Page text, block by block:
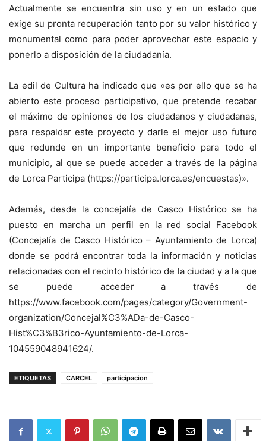
Actualmente se encuentra sin uso y en un estado que
exige su pronta recuperación tanto por su valor histórico y
monumental como para poder aprovechar este espacio y
ponerlo a disposición de la ciudadanía.
La edil de Cultura ha indicado que «es por ello que se ha
abierto este proceso participativo, que pretende recabar
el máximo de opiniones de los ciudadanos y ciudadanas,
para respaldar este proyecto y darle el mejor uso futuro
que redunde en un importante beneficio para todo el
municipio, al que se puede acceder a través de la página
de Lorca Participa (https://participa.lorca.es/encuestas)».
Además, desde la concejalía de Casco Histórico se ha
puesto en marcha un perfil en la red social Facebook
(Concejalía de Casco Histórico – Ayuntamiento de Lorca)
donde se podrá encontrar toda la información y noticias
relacionadas con el recinto histórico de la ciudad y a la que
se puede acceder a través de
https://www.facebook.com/pages/category/Government-
organization/Concejal%C3%ADa-de-Casco-
Hist%C3%B3rico-Ayuntamiento-de-Lorca-
104559048941624/.
ETIQUETAS CARCEL participacion